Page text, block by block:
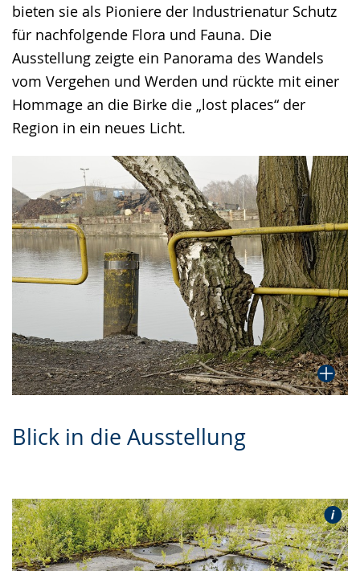
bieten sie als Pioniere der Industrienatur Schutz
für nachfolgende Flora und Fauna. Die
Ausstellung zeigte ein Panorama des Wandels
vom Vergehen und Werden und rückte mit einer
Hommage an die Birke die „lost places“ der
Region in ein neues Licht.
Blick in die Ausstellung